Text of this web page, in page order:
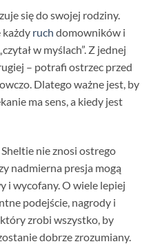
się do swojej rodziny.
każdy ruch domowników i
w myślach”. Z jednej
– potrafi ostrzec przed
Dlatego ważne jest, by
ma sens, a kiedy jest
nie znosi ostrego
nadmierna presja mogą
i wycofany. O wiele lepiej
podejście, nagrody i
zrobi wszystko, by
dobrze zrozumiany.